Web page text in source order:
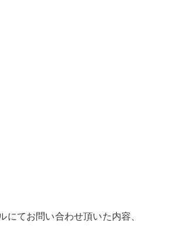
てお問い合わせ頂いた内容、